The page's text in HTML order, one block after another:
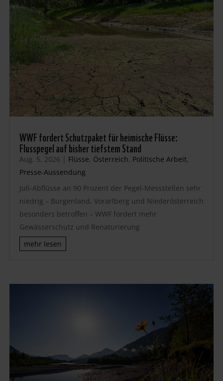
WWF fordert Schutzpaket für heimische Flüsse:
Flusspegel auf bisher tiefstem Stand
Aug. 5, 2026 | Flüsse, Österreich, Politische Arbeit,
Presse-Aussendung
Juli-Abflüsse an 90 Prozent der Pegel-Messstellen sehr
niedrig – Burgenland, Vorarlberg und Niederösterreich
besonders betroffen – WWF fordert mehr
Gewässerschutz und Renaturierung
mehr lesen